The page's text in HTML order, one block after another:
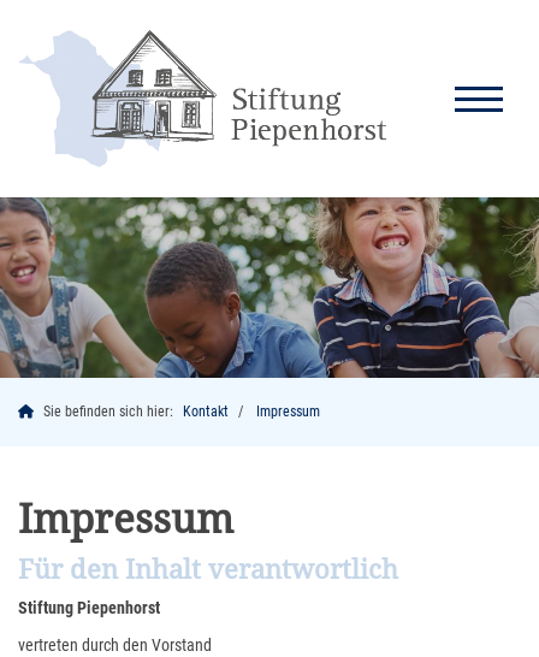
Sie befinden sich hier: Kontakt Impressum
Impressum
Für den Inhalt verantwortlich
Stiftung Piepenhorst
vertreten durch den Vorstand